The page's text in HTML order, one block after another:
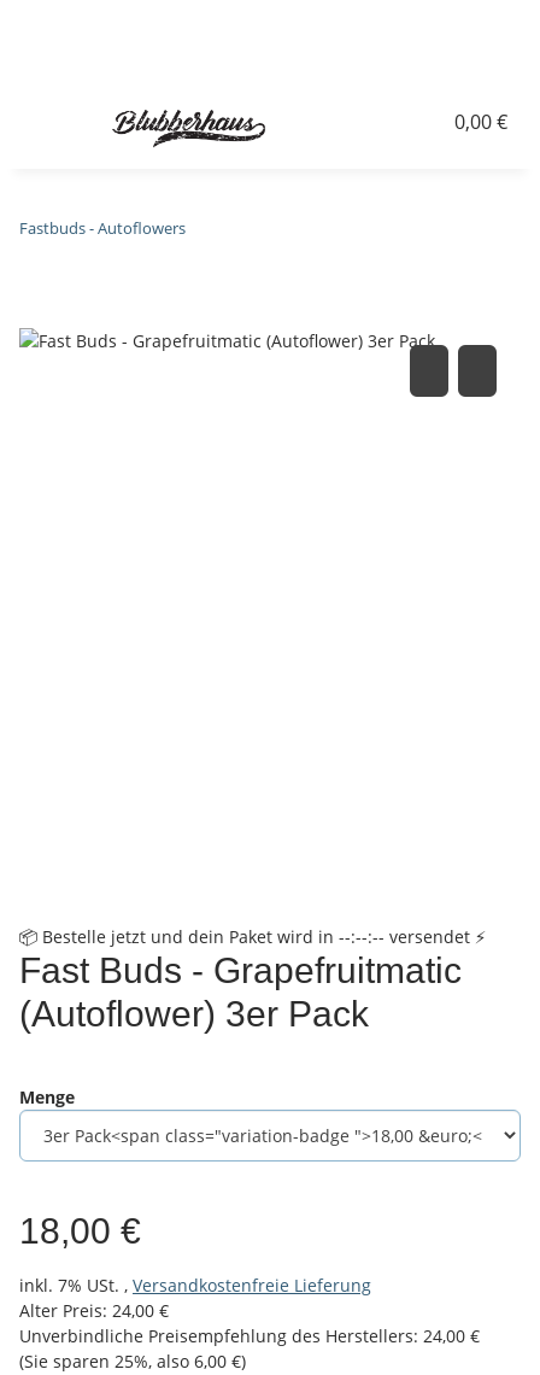
0,00 €
Fastbuds - Autoflowers
📦 Bestelle jetzt und dein Paket wird in --:--:-- versendet ⚡
Fast Buds - Grapefruitmatic
(Autoflower) 3er Pack
Menge
18,00 €
inkl. 7% USt. , Versandkostenfreie Lieferung
Alter Preis: 24,00 €
Unverbindliche Preisempfehlung des Herstellers: 24,00 €
(Sie sparen 25%, also 6,00 €)